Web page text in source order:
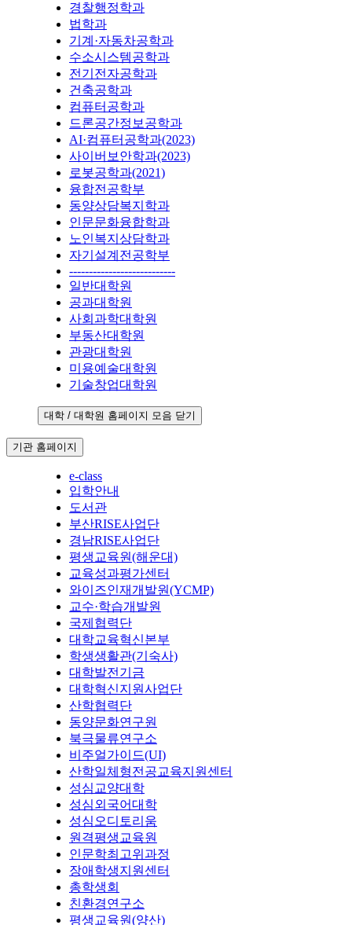
경찰행정학과
법학과
기계·자동차공학과
수소시스템공학과
전기전자공학과
건축공학과
컴퓨터공학과
드론공간정보공학과
AI·컴퓨터공학과(2023)
사이버보안학과(2023)
로봇공학과(2021)
융합전공학부
동양상담복지학과
인문문화융합학과
노인복지상담학과
자기설계전공학부
---------------------------
일반대학원
공과대학원
사회과학대학원
부동산대학원
관광대학원
미용예술대학원
기술창업대학원
대학 / 대학원 홈페이지 모음 닫기
기관 홈페이지
e-class
입학안내
도서관
부산RISE사업단
경남RISE사업단
평생교육원(해운대)
교육성과평가센터
와이즈인재개발원(YCMP)
교수·학습개발원
국제협력단
대학교육혁신본부
학생생활관(기숙사)
대학발전기금
대학혁신지원사업단
산학협력단
동양문화연구원
북극물류연구소
비주얼가이드(UI)
산학일체형전공교육지원센터
성심교양대학
성심외국어대학
성심오디토리움
원격평생교육원
인문학최고위과정
장애학생지원센터
총학생회
친환경연구소
평생교육원(양산)